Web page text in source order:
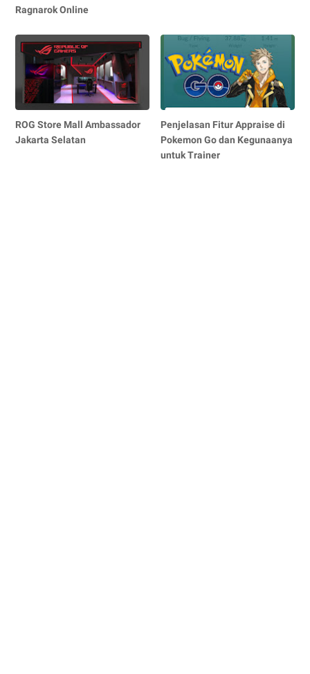
Ragnarok Online
ROG Store Mall Ambassador
Jakarta Selatan
Penjelasan Fitur Appraise di
Pokemon Go dan Kegunaanya
untuk Trainer